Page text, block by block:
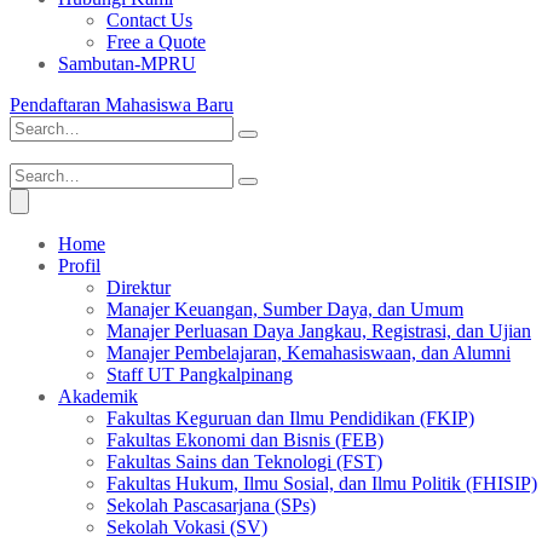
Contact Us
Free a Quote
Sambutan-MPRU
Pendaftaran Mahasiswa Baru
Home
Profil
Direktur
Manajer Keuangan, Sumber Daya, dan Umum
Manajer Perluasan Daya Jangkau, Registrasi, dan Ujian
Manajer Pembelajaran, Kemahasiswaan, dan Alumni
Staff UT Pangkalpinang
Akademik
Fakultas Keguruan dan Ilmu Pendidikan (FKIP)
Fakultas Ekonomi dan Bisnis (FEB)
Fakultas Sains dan Teknologi (FST)
Fakultas Hukum, Ilmu Sosial, dan Ilmu Politik (FHISIP)
Sekolah Pascasarjana (SPs)
Sekolah Vokasi (SV)